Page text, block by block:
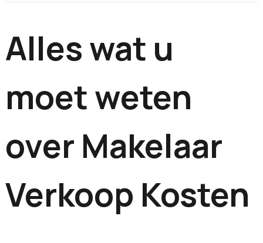
Alles wat u
moet weten
over Makelaar
Verkoop Kosten